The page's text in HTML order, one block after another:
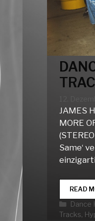
JAMES
MORE
Same‘
READ
Dance
Tracks,